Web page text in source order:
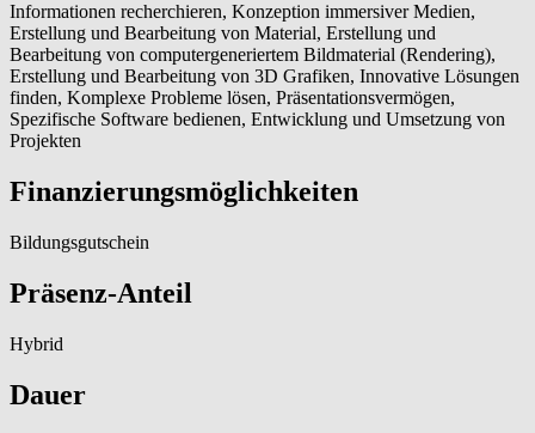
Informationen recherchieren, Konzeption immersiver Medien,
Erstellung und Bearbeitung von Material, Erstellung und
Bearbeitung von computergeneriertem Bildmaterial (Rendering),
Erstellung und Bearbeitung von 3D Grafiken, Innovative Lösungen
finden, Komplexe Probleme lösen, Präsentationsvermögen,
Spezifische Software bedienen, Entwicklung und Umsetzung von
Projekten
Finanzierungsmöglichkeiten
Bildungsgutschein
Präsenz-Anteil
Hybrid
Dauer